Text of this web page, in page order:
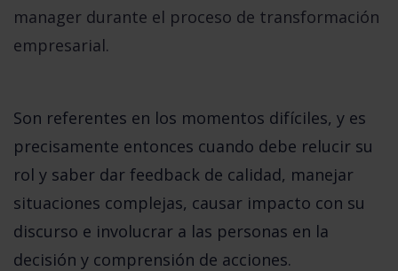
manager durante el proceso de transformación
empresarial.
Son referentes en los momentos difíciles, y es
precisamente entonces cuando debe relucir su
rol y saber dar feedback de calidad, manejar
situaciones complejas, causar impacto con su
discurso e involucrar a las personas en la
decisión y comprensión de acciones.